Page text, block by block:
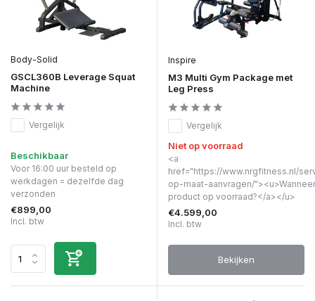
Body-Solid
GSCL360B Leverage Squat
Machine
Vergelijk
Beschikbaar
Voor 16:00 uur besteld op
werkdagen = dezelfde dag
verzonden
€899,00
Incl. btw
Inspire
M3 Multi Gym Package met
Leg Press
Vergelijk
Niet op voorraad
<a
href="https://www.nrgfitness.nl/
op-maat-aanvragen/
product op voorraad?</a></u>
€4.599,00
Incl. btw
Bekijken